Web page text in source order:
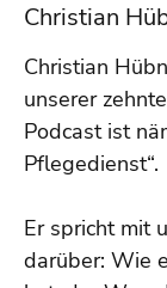
Christian
Christian
unserer
Podcast ist
Pflegedienst“.
Er spricht mit
darüber: Wie